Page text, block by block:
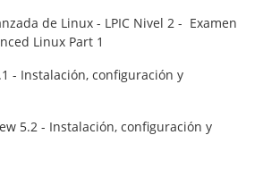
de Linux - LPIC Nivel 2 - Examen
Linux Part 1
- Instalación, configuración y
5.2 - Instalación, configuración y